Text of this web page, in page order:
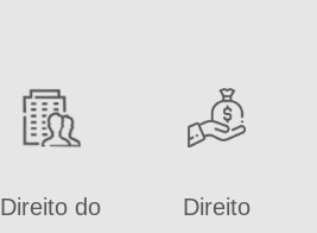
Direito do
Direito